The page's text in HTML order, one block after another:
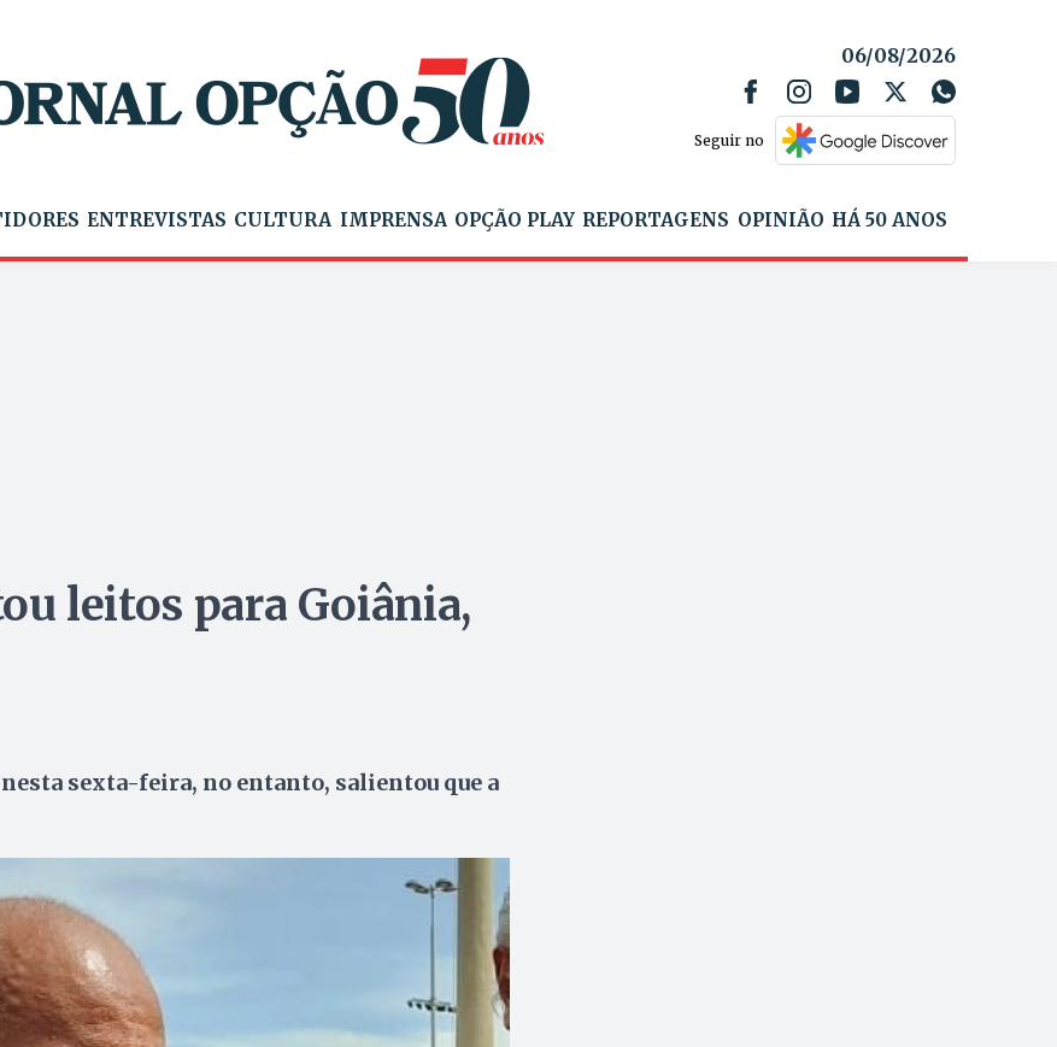
06/08/2026
Seguir no
ENTREVISTAS CULTURA IMPRENSA OPÇÃO PLAY REPORTAGENS OPINIÃO HÁ 50 ANOS
leitos para Goiânia,
sexta-feira, no entanto, salientou que a